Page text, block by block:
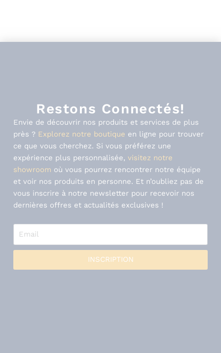
Restons Connectés!
Envie de découvrir nos produits et services de plus
près ? Explorez notre boutique en ligne pour trouver
ce que vous cherchez. Si vous préférez une
expérience plus personnalisée, visitez notre
showroom où vous pourrez rencontrer notre équipe
et voir nos produits en personne. Et n’oubliez pas de
vous inscrire à notre newsletter pour recevoir nos
dernières offres et actualités exclusives !
INSCRIPTION